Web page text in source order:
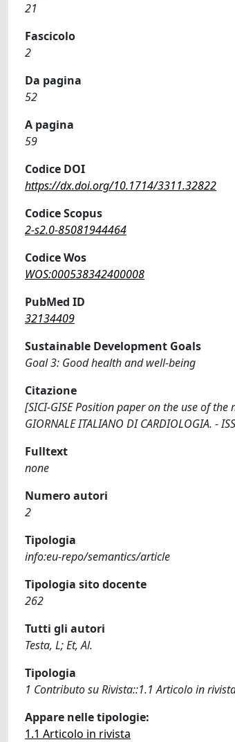
21
Fascicolo
2
Da pagina
52
A pagina
59
Codice DOI
https://dx.doi.org/10.1714/3311.32822
Codice Scopus
2-s2.0-85081944464
Codice Wos
WOS:000538342400008
PubMed ID
32134409
Sustainable Development Goals
Goal 3: Good health and well-being
Citazione
[SICI-GISE Position paper on the use of
GIORNALE ITALIANO DI CARDIOLOGIA.
Fulltext
none
Numero autori
2
Tipologia
info:eu-repo/semantics/article
Tipologia sito docente
262
Tutti gli autori
Testa, L; Et, Al.
Tipologia
1 Contributo su Rivista::1.1 Articolo in
Appare nelle tipologie:
1.1 Articolo in rivista